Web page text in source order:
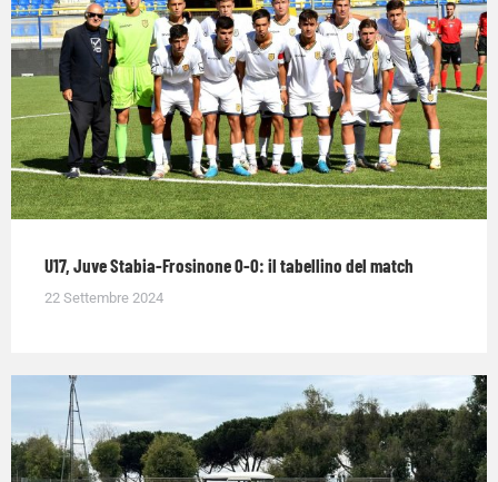
U17, Juve Stabia-Frosinone 0-0: il tabellino del match
22 Settembre 2024